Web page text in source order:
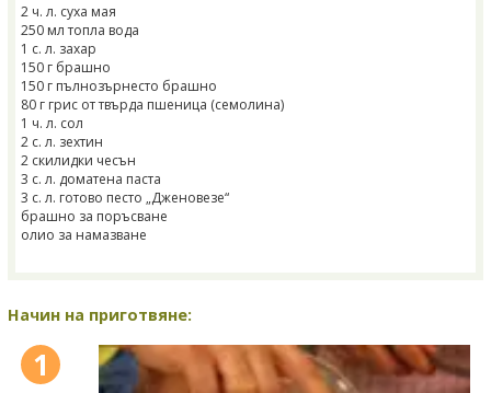
2 ч. л. суха мая
250 мл топла вода
1 с. л. захар
150 г брашно
150 г пълнозърнесто брашно
80 г грис от твърда пшеница (семолина)
1 ч. л. сол
2 с. л. зехтин
2 скилидки чесън
3 с. л. доматена паста
3 с. л. готово песто „Дженовезе“
брашно за поръсване
олио за намазване
Начин на приготвяне:
1